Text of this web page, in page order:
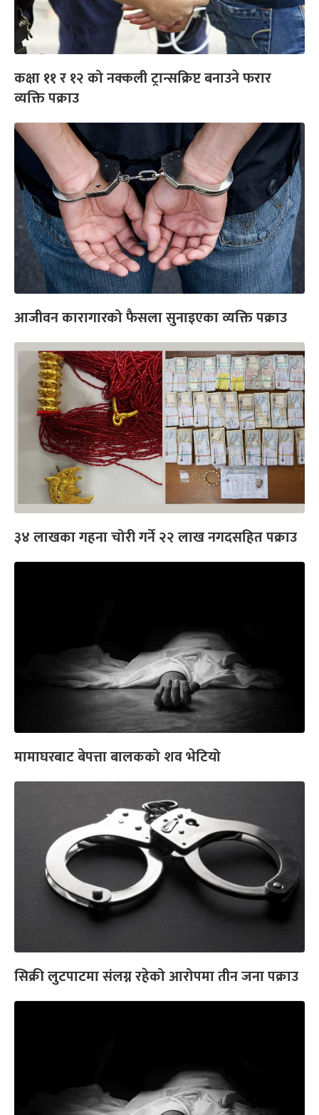
कक्षा ११ र १२ को नक्कली ट्रान्सक्रिप्ट बनाउने फरार
व्यक्ति पक्राउ
आजीवन कारागारको फैसला सुनाइएका व्यक्ति पक्राउ
३४ लाखका गहना चोरी गर्ने २२ लाख नगदसहित पक्राउ
मामाघरबाट बेपत्ता बालकको शव भेटियो
सिक्री लुटपाटमा संलग्न रहेको आरोपमा तीन जना पक्राउ